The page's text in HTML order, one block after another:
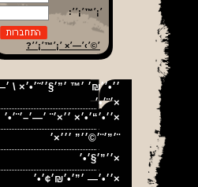
׳¡׳™׳¡׳׳:
׳©׳›׳—׳× ׳¡׳™׳¡׳׳?
׳׳•׳׳₪׳ ׳™ ׳”׳§׳׳˜׳•׳× \
׳¨׳•׳×
׳׳•׳“׳•׳× ׳׳×׳¨ ׳—׳–׳¨׳•׳×
׳”׳¨׳©׳׳” ׳׳׳×׳¨
׳׳”׳§׳•׳×
׳׳•׳— ׳”׳•׳₪׳¢׳•׳×